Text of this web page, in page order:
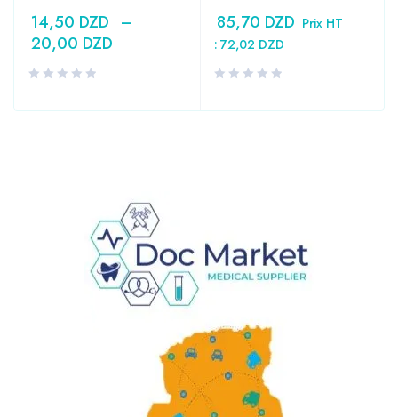
14,50 DZD –
20,00 DZD
85,70 DZD Prix HT
: 72,02 DZD